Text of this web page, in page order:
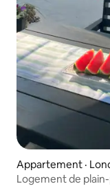
Appartement ·
Logement de